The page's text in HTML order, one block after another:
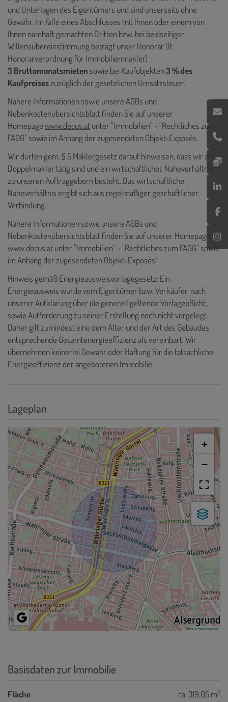
und Unterlagen des Eigentümers und sind unserseits ohne
Gewähr. Im Falle eines Abschlusses mit Ihnen oder einem von
Ihnen namhaft gemachten Dritten bzw. bei beidseitiger
Willensübereinstimmung beträgt unser Honorar (lt.
Honorarverordnung für Immobilienmakler)
3 Bruttomonatsmieten sowie bei Kaufobjekten3 % des
Kaufpreiseszuzüglich der gesetzlichen Umsatzsteuer.
Nähere Informationen sowie unsere AGBs und
Nebenkostenübersichtsblatt finden Sie auf unserer
Homepagewww.decus.atunter "Immobilien" - "Rechtliches zum
FAGG" sowie im Anhang der zugesendeten Objekt-Exposés.
Wir dürfen gem. § 5 Maklergesetz darauf hinweisen, dass wir als
Doppelmakler tätig sind und ein wirtschaftliches Naheverhältnis
zu unseren Auftraggebern besteht. Das wirtschaftliche
Naheverhältnis ergibt sich aus regelmäßiger geschäftlicher
Verbindung.
Nähere Informationen sowie unsere AGBs und
Nebenkostenübersichtsblatt finden Sie auf unserer Homepage
www.decus.at unter "Immobilien" - "Rechtliches zum FAGG" sowie
im Anhang der zugesendeten Objekt-Exposés!
Hinweis gemäß Energieausweisvorlagegesetz: Ein
Energieausweis wurde vom Eigentümer bzw. Verkäufer, nach
unserer Aufklärung über die generell geltende Vorlagepflicht,
sowie Aufforderung zu seiner Erstellung noch nicht vorgelegt.
Daher gilt zumindest eine dem Alter und der Art des Gebäudes
entsprechende Gesamtenergieeffizienz als vereinbart. Wir
übernehmen keinerlei Gewähr oder Haftung für die tatsächliche
Energieeffizienz der angebotenen Immobilie.
Lageplan
+
−
Tiles ©basemap.at
Basisdaten zur Immobilie
Fläche ca. 319,05 m2